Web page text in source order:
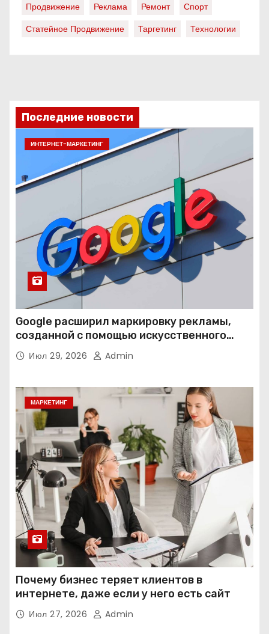
Продвижение
Реклама Ремонт
Спорт
Статейное Продвижение
Таргетинг Технологии
Последние новости
ИНТЕРНЕТ-МАРКЕТИНГ
Google расширил маркировку рекламы,
созданной с помощью искусственного
интеллекта
Июл 29, 2026 Admin
МАРКЕТИНГ
Почему бизнес теряет клиентов в
интернете, даже если у него есть сайт
Июл 27, 2026 Admin